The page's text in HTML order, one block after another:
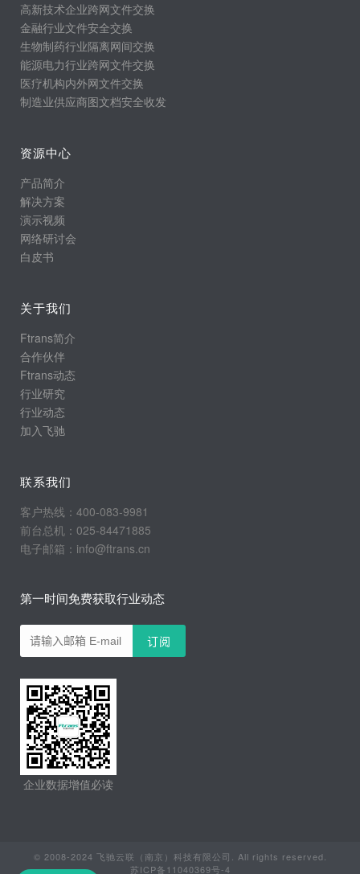
高新技术企业跨网文件交换
金融行业文件安全交换
生物制药行业隔离网间交换
能源电力行业跨网文件交换
医疗机构内外网文件交换
制造业供应商图文档安全收发
资源中心
产品简介
解决方案
演示视频
网络研讨会
白皮书
关于我们
Ftrans简介
合作伙伴
Ftrans动态
行业研究
行业动态
加入飞驰
联系我们
客户热线：400-083-9981
前台总机：025-84471885
电子邮箱：info@ftrans.cn
第一时间免费获取行业动态
企业数据增值必读
© 2008-2024 飞驰云联（南京）科技有限公司. All rights reserved.
苏ICP备11040369号-4